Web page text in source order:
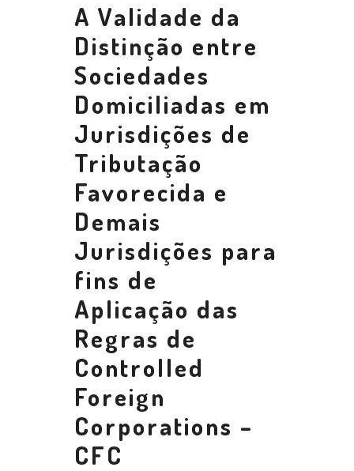
A Validade da
Distinção entre
Sociedades
Domiciliadas em
Jurisdições de
Tributação
Favorecida e
Demais
Jurisdições para
fins de
Aplicação das
Regras de
Controlled
Foreign
Corporations –
CFC